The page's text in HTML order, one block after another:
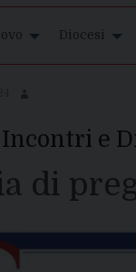
Diocesi
e
di